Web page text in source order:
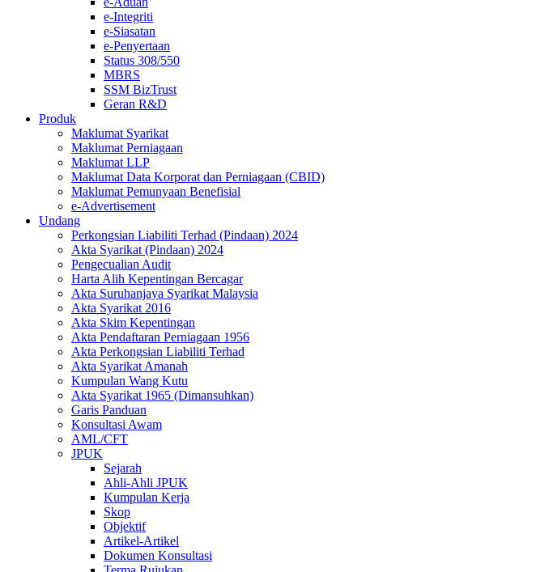
e-Integriti
e-Siasatan
e-Penyertaan
Status 308/550
MBRS
SSM BizTrust
Geran R&D
Produk
Maklumat Syarikat
Maklumat Perniagaan
Maklumat LLP
Maklumat Data Korporat dan Perniagaan (CBID)
Maklumat Pemunyaan Benefisial
e-Advertisement
Undang
Perkongsian Liabiliti Terhad (Pindaan) 2024​​​​​​​​​​​​​
Akta Syarikat (Pindaan) 2024​​​​​​​​​​​​
Pengecualian Audit
Harta Alih Kepentingan Bercagar
Akta Suruhanjaya Syarikat Malaysia
Akta Syarikat 2016
Akta Skim Kepentingan
Akta Pendaftaran Perniagaan 1956
Akta Perkongsian Liabiliti Terhad
Akta Syarikat Amanah
Kumpulan Wang Kutu
Akta Syarikat 1965 (Dimansuhkan)
Garis Panduan
Konsultasi Awam
AML/CFT
JPUK
Sejarah
Ahli-Ahli JPUK
Kumpulan Kerja
Skop
Objektif
Artikel-Artikel
Dokumen Konsultasi